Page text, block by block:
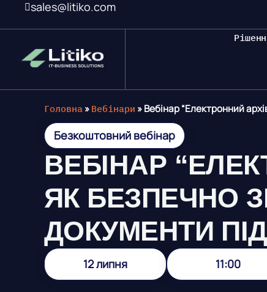
sales@litiko.com
Головна » Вебінари »Вебінар “Електронний
Безкоштовний вебінар
ВЕБІНАР
ЯК БЕЗПЕЧНО
ДОКУМЕНТИ
12 липня 11:00